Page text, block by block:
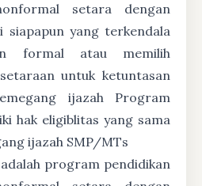
setara dengan
siapapun yang terkendala
formal atau memilih
untuk ketuntasan
ijazah Program
hak eligiblitas yang sama
ijazah SMP/MTs
program pendidikan